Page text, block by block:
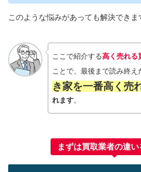
このような悩みがあっても解決できま
ここで紹介する高く売れる
ことで、最後まで読み終え
き家を一番高く売
れます。
まずは買取業者の違い